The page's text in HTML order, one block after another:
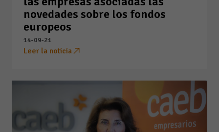
novedades sobre los fondos
europeos
14-09-21
Leer la noticia